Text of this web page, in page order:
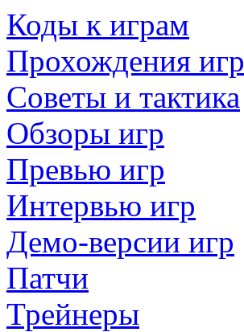
Коды к играм
Прохождения игр
Советы и тактика
Обзоры игр
Превью игр
Интервью игр
Демо-версии игр
Патчи
Трейнеры